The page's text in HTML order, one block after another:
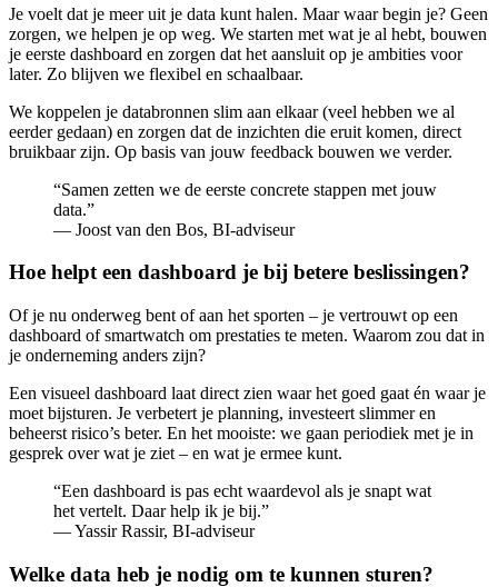
Je voelt dat je meer uit je data kunt halen. Maar waar begin je? Geen
zorgen, we helpen je op weg. We starten met wat je al hebt, bouwen
je eerste dashboard en zorgen dat het aansluit op je ambities voor
later. Zo blijven we flexibel en schaalbaar.
We koppelen je databronnen slim aan elkaar (veel hebben we al
eerder gedaan) en zorgen dat de inzichten die eruit komen, direct
bruikbaar zijn. Op basis van jouw feedback bouwen we verder.
“Samen zetten we de eerste concrete stappen met jouw
data.”
— Joost van den Bos, BI-adviseur
Hoe helpt een dashboard je bij betere beslissingen?
Of je nu onderweg bent of aan het sporten – je vertrouwt op een
dashboard of smartwatch om prestaties te meten. Waarom zou dat in
je onderneming anders zijn?
Een visueel dashboard laat direct zien waar het goed gaat én waar je
moet bijsturen. Je verbetert je planning, investeert slimmer en
beheerst risico’s beter. En het mooiste: we gaan periodiek met je in
gesprek over wat je ziet – en wat je ermee kunt.
“Een dashboard is pas echt waardevol als je snapt wat
het vertelt. Daar help ik je bij.”
— Yassir Rassir, BI-adviseur
Welke data heb je nodig om te kunnen sturen?